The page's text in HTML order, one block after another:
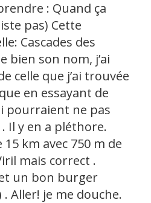
: Quand ça
pas) Cette
Cascades des
bien son nom, j’ai
celle que j’ai trouvée
en essayant de
pourraient ne pas
Il y en a pléthore.
km avec 750 m de
mais correct .
un bon burger
Aller! je me douche.